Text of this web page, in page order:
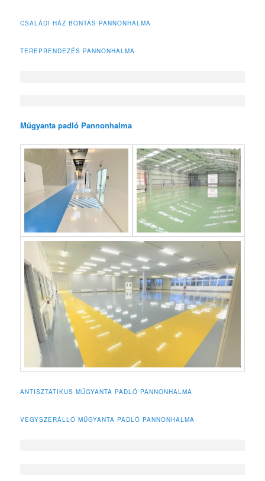
CSALÁDI HÁZ BONTÁS PANNONHALMA
TEREPRENDEZÉS PANNONHALMA
Műgyanta padló Pannonhalma
ANTISZTATIKUS MŰGYANTA PADLÓ PANNONHALMA
VEGYSZERÁLLÓ MŰGYANTA PADLÓ PANNONHALMA